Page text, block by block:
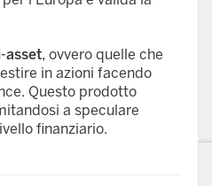
asset, ovvero quelle che
in azioni facendo
Questo prodotto
a speculare
finanziario.